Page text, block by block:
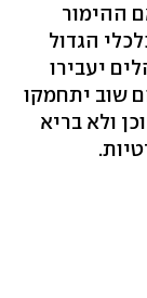
ההימור
הגדול
יעבירו
שוב יתחמקו
ולא בריא